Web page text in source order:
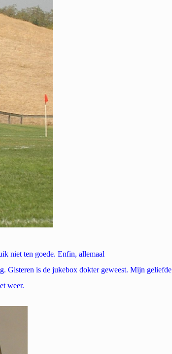
niet ten goede. Enfin, allemaal
Gisteren is de jukebox dokter geweest. Mijn geliefde
weer.